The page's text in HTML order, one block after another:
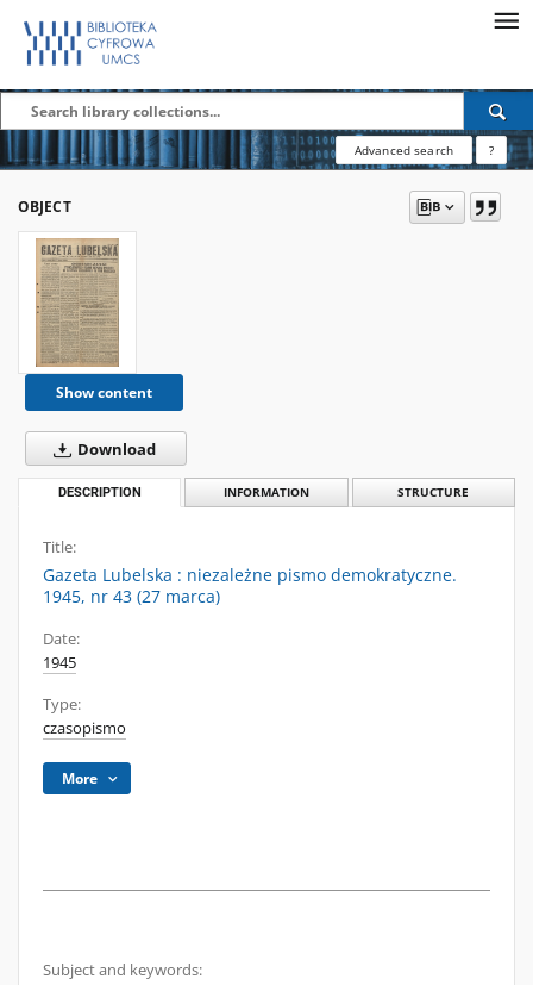
Advanced search ?
OBJECT
Show content
Download
DESCRIPTION INFORMATION STRUCTURE
Title:
Gazeta Lubelska : niezależne pismo demokratyczne.
1945, nr 43 (27 marca)
Date:
1945
Type:
czasopismo
More
Subject and keywords: